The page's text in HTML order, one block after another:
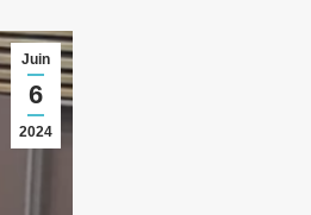
Juin
6
2024